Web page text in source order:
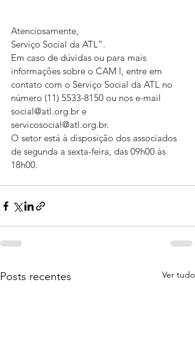
Atenciosamente,
Serviço Social da ATL”.
Em caso de dúvidas ou para mais
informações sobre o CAM I, entre em
contato com o Serviço Social da ATL no
número (11) 5533-8150 ou nos e-mail
social@atl.org.br e
servicosocial@atl.org.br.
O setor está à disposição dos associados
de segunda a sexta-feira, das 09h00 às
18h00.
Posts recentes Ver tudo